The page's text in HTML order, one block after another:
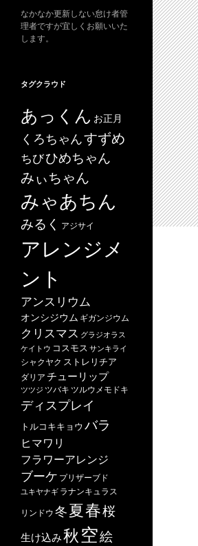
なかなか更新しない怠け者管
理者ですが宜しくお願いいた
します。
タグクラウド
あっくん お正月
くろちゃんすずめ
ちびひめちゃん
みぃちゃん
みゃあちん
みるく アジサイ
アレンジメ
ント
アンスリウム
オンシジウム ギガンジウム
クリスマス グラジオラス
ケイトウ コスモス サンキライ
シャクヤク ストレリチア
ダリア チューリップ
ツツジ ツバキ ツルウメモドキ
ディスプレイ
トルコキキョウ バラ
ヒマワリ
フラワーアレンジ
ブーケ プリザーブド
ユキヤナギ ラナンキュラス
リンドウ 冬夏春桜
生け込み秋 空絵